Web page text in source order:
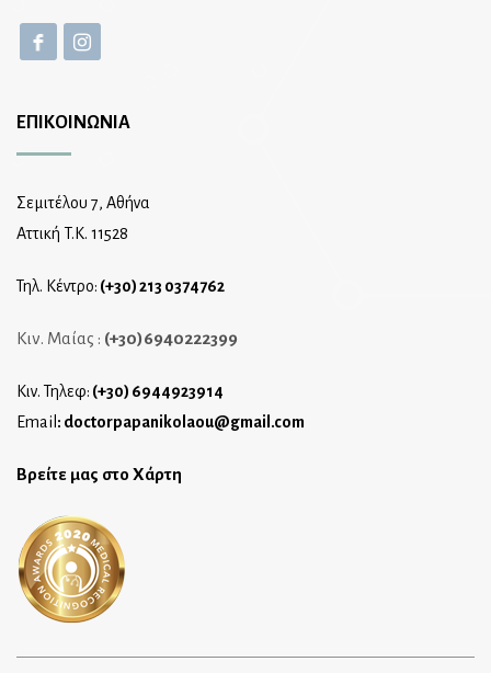
ΕΠΙΚΟΙΝΩΝΙΑ
Σεμιτέλου 7, Αθήνα
Αττική T.K. 11528
Τηλ. Κέντρο: (+30) 213 0374762
Κιν. Μαίας : (+30)6940222399
Κιν. Τηλεφ: (+30) 6944923914
Email : doctorpapanikolaou@gmail.com
Βρείτε μας στο Χάρτη